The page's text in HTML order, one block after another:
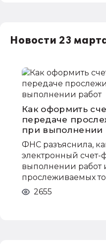
Новости 23
Как оформить
передаче
при выполнении
ФНС разъяснила,
электронный счет-
выполнении работ
прослеживаемых
2655